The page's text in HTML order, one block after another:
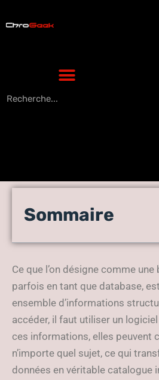
Pourquoi
rechercher des
Sommaire
Ce que l’on désigne comme
parfois en tant que database,
ensemble d’informations
accéder, il faut utiliser un
ces informations, elles peuvent
n’importe quel sujet, ce qui
données en véritable catalogue